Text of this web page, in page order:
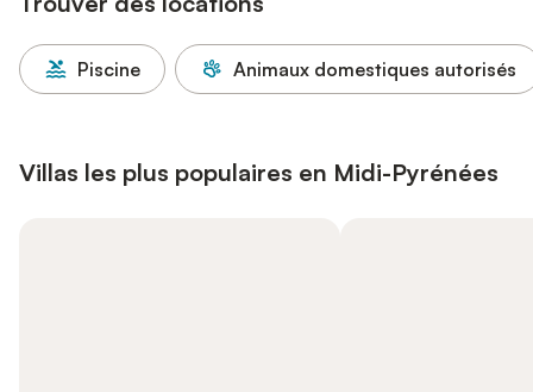
Piscine Animaux domestiques autorisés
Villas les plus populaires en Midi-Pyrénées